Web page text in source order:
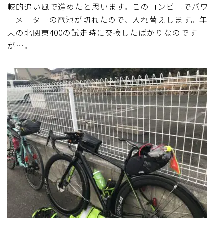
較的追い風で進めたと思います。このコンビニでパワ
ーメーターの電池が切れたので、入れ替えします。年
末の北関東400の試走時に交換したばかりなのです
が…。